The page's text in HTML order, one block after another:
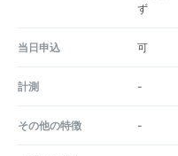
ず
当日申込 可
計測 -
その他の特徴 -